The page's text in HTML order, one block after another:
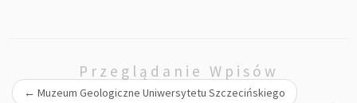
Przeglądanie Wpisów
← Muzeum Geologiczne Uniwersytetu Szczecińskiego